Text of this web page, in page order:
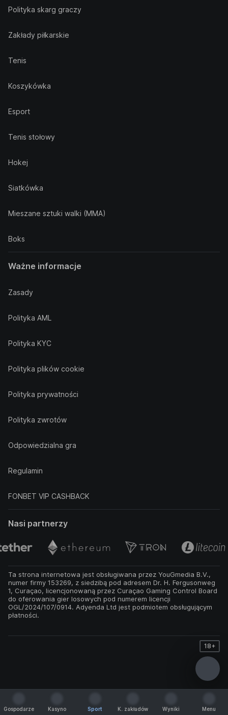
Polityka skarg graczy
Zakłady piłkarskie
Tenis
Koszykówka
Esport
Tenis stołowy
Hokej
Siatkówka
Mieszane sztuki walki (MMA)
Boks
Ważne informacje
Zasady
Polityka AML
Polityka KYC
Polityka plików cookie
Polityka prywatności
Polityka zwrotów
Odpowiedzialna gra
Regulamin
FONBET VIP CASHBACK
Nasi partnerzy
Ta strona internetowa jest obsługiwana przez YouGmedia B.V.,
numer firmy 153269, z siedzibą pod adresem Dr. H. Fergusonweg
1, Curaçao, licencjonowaną przez Curaçao Gaming Control Board
do oferowania gier losowych pod numerem licencji
OGL/2024/107/0914. Adyenda Ltd jest podmiotem obsługującym
płatności.
18+
Gospodarze
Kasyno
Sport
K. zakładów
Wyniki
Menu